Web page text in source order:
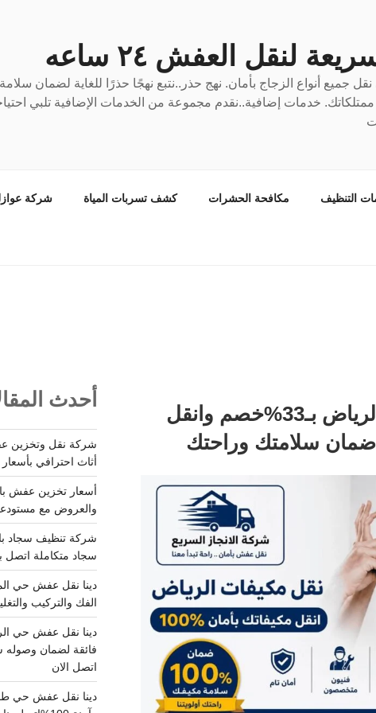
لنقل العفش ٢٤ ساعه
جميع أنواع الزجاج بأمان. نهج حذر..نتبع نهجًا حذرًا للغاية لضمان
خدمات إضافية..نقدم مجموعة من الخدمات الإضافية تلبي
التنظيف مكافحة الحشرات كشف تسربات المياة شركة
نقل مكيفات سبليت بالرياض بـ33%خصم وانقل
أحدث
أثاث احترافي
والعروض مع مستودعات
سجاد متكاملة اتصل
الفك والتركيب
فائقة لضمان
اتصل الان
دينا نقل عفش حي